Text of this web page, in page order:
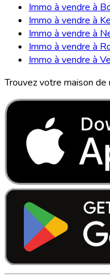
Immo à vendre à
Immo à vendre à
Immo à vendre à
Immo à vendre à
Immo à vendre à
Trouvez votre maison